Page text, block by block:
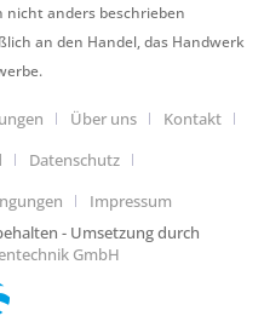
anders beschrieben
an den Handel, das Handwerk
Über uns
Kontakt
Datenschutz
Impressum
- Umsetzung durch
GmbH